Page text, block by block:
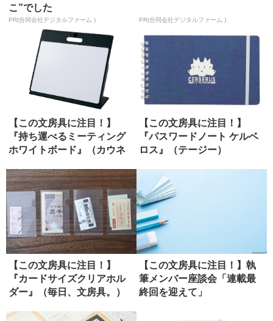
こ”でした
PR(合同会社デジタルファーム ) PR(合同会社デジタルファーム )
【この文房具に注目！】
『持ち運べるミーティング
ホワイトボード』（カウネ
【この文房具に注目！】
『パスワードノート ケルベ
ロス』（テージー）
【この文房具に注目！】
『カードサイズクリアホル
ダー』（毎日、文房具。）
【この文房具に注目！】執
筆メンバー座談会「連載最
終回を迎えて」